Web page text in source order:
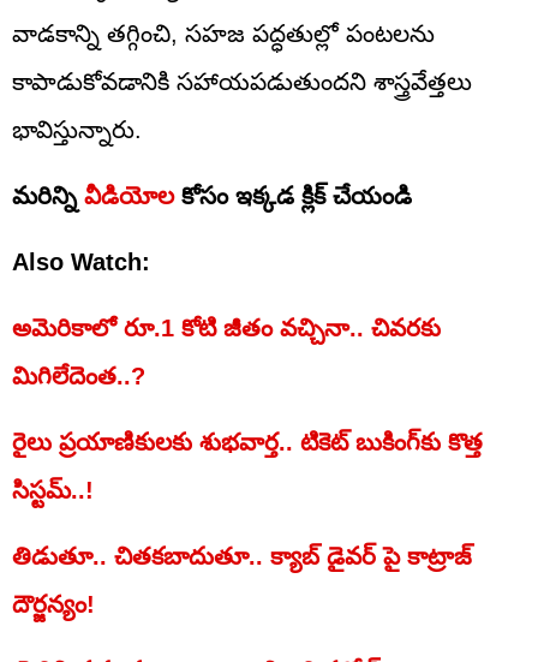
వాడకాన్ని తగ్గించి, సహజ పద్ధతుల్లో పంటలను
కాపాడుకోవడానికి సహాయపడుతుందని శాస్త్రవేత్తలు
భావిస్తున్నారు.
మరిన్ని వీడియోలకోసం ఇక్కడ క్లిక్ చేయండి
Also Watch:
అమెరికాలో రూ.1 కోటి జీతం వచ్చినా.. చివరకు
మిగిలేదెంత..?
రైలు ప్రయాణికులకు శుభవార్త.. టికెట్ బుకింగ్‌కు కొత్త
సిస్టమ్‌..!
తిడుతూ.. చితకబాదుతూ.. క్యాబ్ డైవర్ పై కాట్రాజ్‌
దౌర్జన్యం!